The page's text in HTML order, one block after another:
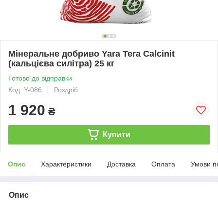
Мінеральне добриво Yara Tera Calcinit
(кальцієва силітра) 25 кг
Готово до відправки
Код: Y-086
Роздріб
1 920 ₴
Купити
Опис Характеристики Доставка Оплата Умови
Опис